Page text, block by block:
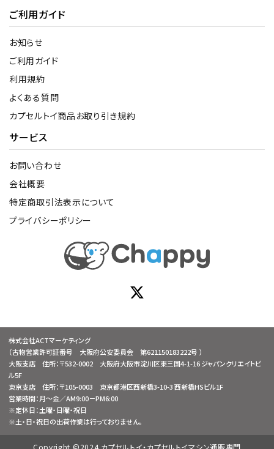
ご利用ガイド
お知らせ
ご利用ガイド
利用規約
よくある質問
カプセルトイ商品お取り引き規約
サービス
お問い合わせ
会社概要
特定商取引法表示について
プライバシーポリシー
株式会社ACTマーケティング
（古物営業許可証番号 大阪府公安委員会 第621150183222号 ）
大阪支店 住所：〒532-0002 大阪府大阪市淀川区東三国4-1-16 ジャパンクリエイトビ
ル5F
東京支店 住所：〒105-0003 東京都港区西新橋3-10-3 西新橋HSビル1F
営業時間：月～金／AM9:00－PM6:00
※定休日：土曜・日曜・祝日
※土・日・祝日の出荷作業は行っておりません。